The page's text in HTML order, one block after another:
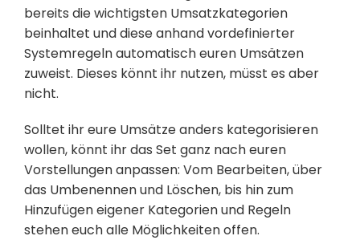
bereits die wichtigsten Umsatzkategorien
beinhaltet und diese anhand vordefinierter
Systemregeln automatisch euren Umsätzen
zuweist. Dieses könnt ihr nutzen, müsst es aber
nicht.
Solltet ihr eure Umsätze anders kategorisieren
wollen, könnt ihr das Set ganz nach euren
Vorstellungen anpassen: Vom Bearbeiten, über
das Umbenennen und Löschen, bis hin zum
Hinzufügen eigener Kategorien und Regeln
stehen euch alle Möglichkeiten offen.